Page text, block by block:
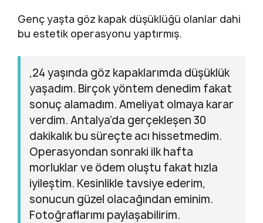
Genç yaşta göz kapak düşüklüğü olanlar dahi
bu estetik operasyonu yaptırmış.
,24 yaşında göz kapaklarımda düşüklük
yaşadım. Birçok yöntem denedim fakat
sonuç alamadım. Ameliyat olmaya karar
verdim. Antalya’da gerçekleşen 30
dakikalık bu süreçte acı hissetmedim.
Operasyondan sonraki ilk hafta
morluklar ve ödem oluştu fakat hızla
iyileştim. Kesinlikle tavsiye ederim,
sonucun güzel olacağından eminim.
Fotoğraflarımı paylaşabilirim.